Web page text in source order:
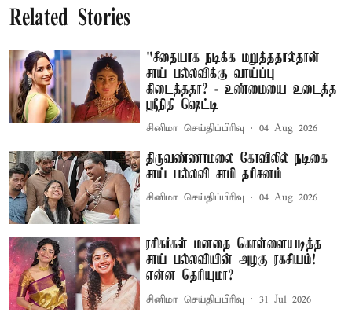
Related Stories
"சீதையாக நடிக்க மறுத்ததால்தான்
சாய் பல்லவிக்கு வாய்ப்பு
கிடைத்ததா? - உண்மையை உடைத்த
ஸ்ரீநிதி ஷெட்டி
சினிமா செய்திப்பிரிவு 04 Aug 2026
திருவண்ணாமலை கோவிலில் நடிகை
சாய் பல்லவி சாமி தரிசனம்
சினிமா செய்திப்பிரிவு 04 Aug 2026
ரசிகர்கள் மனதை கொள்ளையடித்த
சாய் பல்லவியின் அழகு ரகசியம்!
என்ன தெரியுமா?
சினிமா செய்திப்பிரிவு 31 Jul 2026